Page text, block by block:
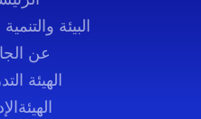
البيئة
عن
الهيئة